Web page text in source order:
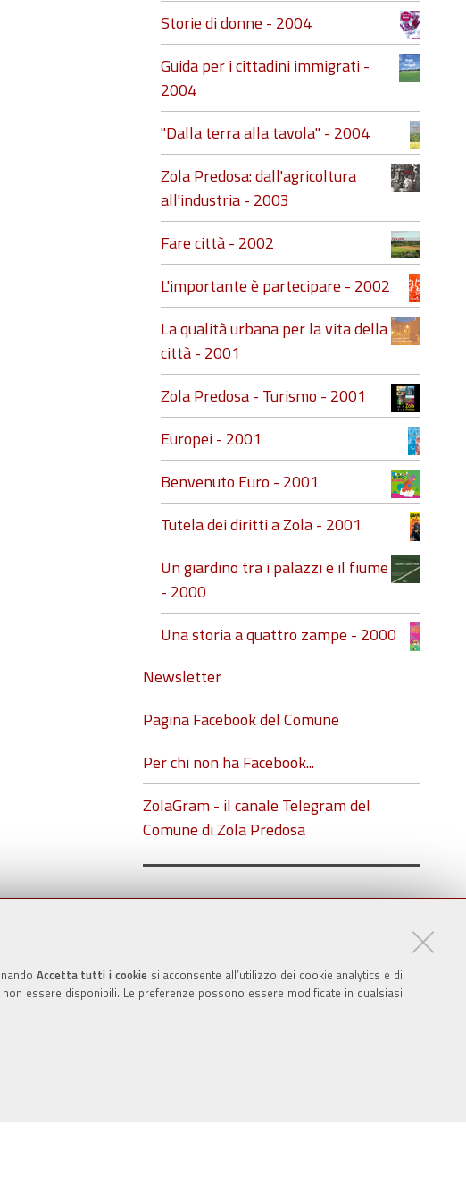
Accetta tutti i cookiesi acconsente all’utilizzo dei cookie analytics e di
essere disponibili. Le preferenze possono essere modificate in qualsiasi
Storie di donne - 2004
Guida per i cittadini immigrati -
2004
"Dalla terra alla tavola" - 2004
Zola Predosa: dall'agricoltura
all'industria - 2003
Fare città - 2002
L'importante è partecipare - 2002
La qualità urbana per la vita della
città - 2001
Zola Predosa - Turismo - 2001
Europei - 2001
Benvenuto Euro - 2001
Tutela dei diritti a Zola - 2001
Un giardino tra i palazzi e il fiume
- 2000
Una storia a quattro zampe - 2000
Newsletter
Pagina Facebook del Comune
Per chi non ha Facebook...
ZolaGram - il canale Telegram del
Comune di Zola Predosa